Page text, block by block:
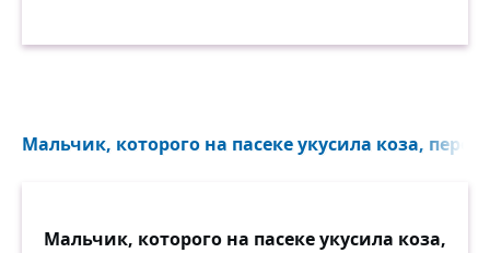
Мальчик, которого на пасеке укусила коза,
Мальчик, которого на пасеке укусила коза,